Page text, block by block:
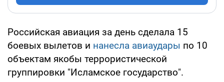
Российская авиация за день сделала 15
боевых вылетов и нанесла авиаудары по 10
объектам якобы террористической
группировки "Исламское государство".